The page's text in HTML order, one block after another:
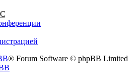
® Forum Software © phpBB Limited